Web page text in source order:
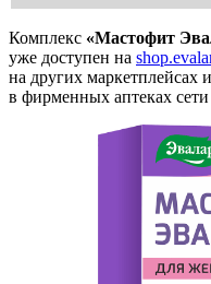
Комплекс «Мастофит
уже доступен на
на других маркетплейсах
в фирменных аптеках